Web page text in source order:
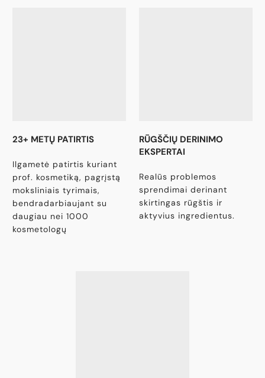
23+ METŲ PATIRTIS
Ilgametė patirtis kuriant
prof. kosmetiką, pagrįstą
moksliniais tyrimais,
bendradarbiaujant su
daugiau nei 1000
kosmetologų
RŪGŠČIŲ DERINIMO
EKSPERTAI
Realūs problemos
sprendimai derinant
skirtingas rūgštis ir
aktyvius ingredientus.